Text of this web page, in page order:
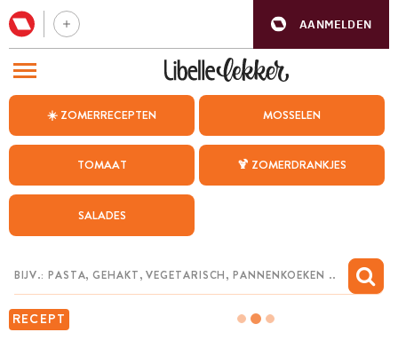
AANMELDEN
☀️ ZOMERRECEPTEN MOSSELEN
TOMAAT 🍹 ZOMERDRANKJES
SALADES
RECEPT
BEZOEK ONZE ANDERE WEBSITES
WEEKMENU
CHAT MET MAIA
MIJN BEWAARDE RECEPTEN